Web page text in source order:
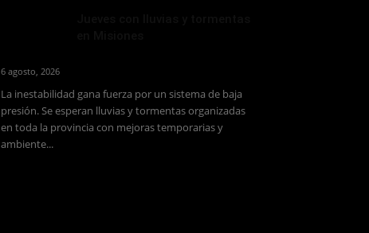
6 agosto, 2026
La inestabilidad gana fuerza por un sistema de baja
presión. Se esperan lluvias y tormentas organizadas
en toda la provincia con mejoras temporarias y
ambiente...